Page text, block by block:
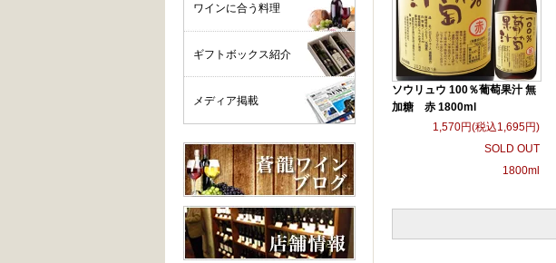
ワインに合う料理
ギフトボックス紹介
メディア掲載
ソウリュウ 100％葡萄果汁 無
加糖 赤 1800ml
1,570円(税込1,695円)
SOLD OUT
1800ml